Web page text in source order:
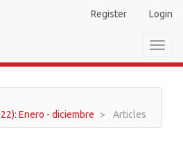
Register Login
Enero - diciembre
Articles